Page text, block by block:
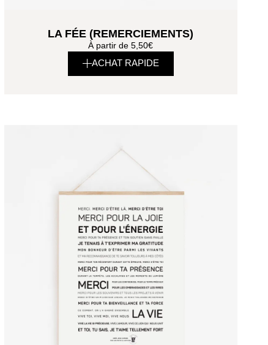
LA FÉE (REMERCIEMENTS)
À partir de5,50€
ACHAT RAPIDE